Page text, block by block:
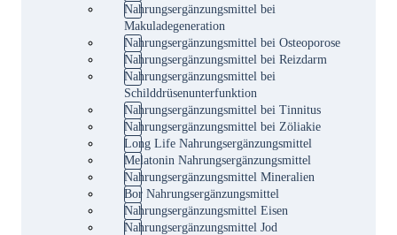
Nahrungsergänzungsmittel bei
Makuladegeneration
Nahrungsergänzungsmittel bei Osteoporose
Nahrungsergänzungsmittel bei Reizdarm
Nahrungsergänzungsmittel bei
Schilddrüsenunterfunktion
Nahrungsergänzungsmittel bei Tinnitus
Nahrungsergänzungsmittel bei Zöliakie
Long Life Nahrungsergänzungsmittel
Melatonin Nahrungsergänzungsmittel
Nahrungsergänzungsmittel Mineralien
Bor Nahrungsergänzungsmittel
Nahrungsergänzungsmittel Eisen
Nahrungsergänzungsmittel Jod